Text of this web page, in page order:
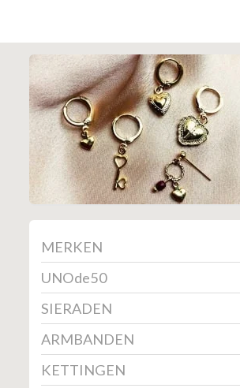
MERKEN
UNOde50
SIERADEN
ARMBANDEN
KETTINGEN